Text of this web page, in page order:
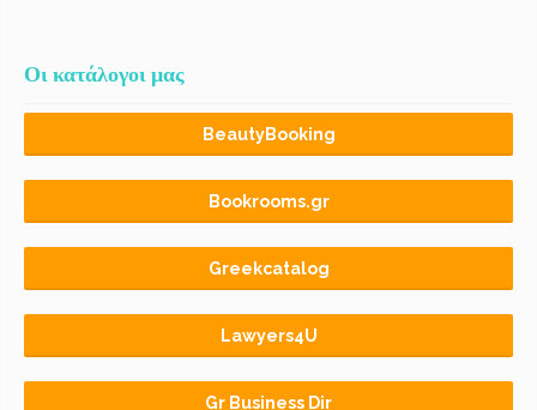
Οι κατάλογοι μας
BeautyBooking
Bookrooms.gr
Greekcatalog
Lawyers4U
Gr Business Dir